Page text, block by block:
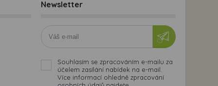
Newsletter
Souhlasím se zpracováním e-mailu za
účelem zasílání nabídek na e-mail.
Více informací ohledně zpracování